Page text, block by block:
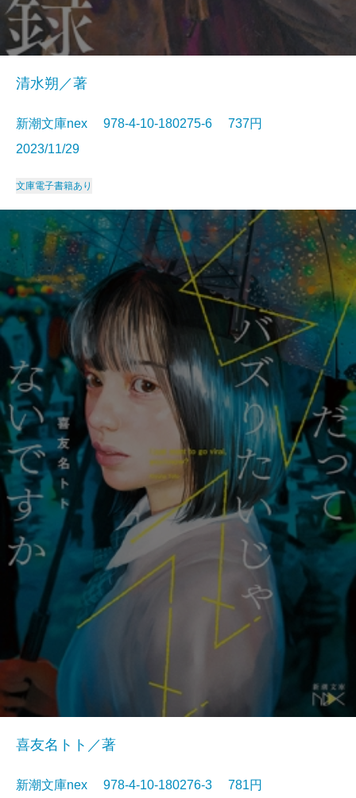
清水朔／著
新潮文庫nex 978-4-10-180275-6 737円
2023/11/29
文庫電子書籍あり
喜友名トト／著
新潮文庫nex 978-4-10-180276-3 781円